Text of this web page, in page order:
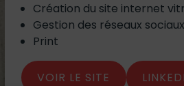
Création du site internet
Gestion des réseaux
Print
VOIR LE SITE